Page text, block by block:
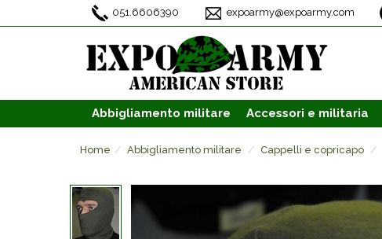
051.6606390 expoarmy@expoarmy.com
Abbigliamento militare Accessori e militaria
Home Abbigliamento militare Cappelli e copricapo